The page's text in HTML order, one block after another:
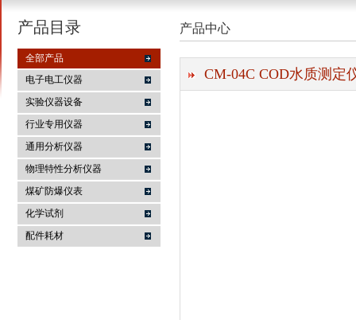
麦科仪（北京）科技有限公司
产品目录
全部产品
电子电工仪器
实验仪器设备
行业专用仪器
通用分析仪器
物理特性分析仪器
煤矿防爆仪表
化学试剂
配件耗材
产品中心
CM-04C COD水质测定